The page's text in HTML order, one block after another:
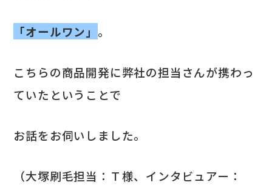
「オールワン」 。
こちらの商品開発に弊社の担当さんが携わっ
ていたということで
お話をお伺いしました。
（大塚刷毛担当：Ｔ様、インタビュアー：